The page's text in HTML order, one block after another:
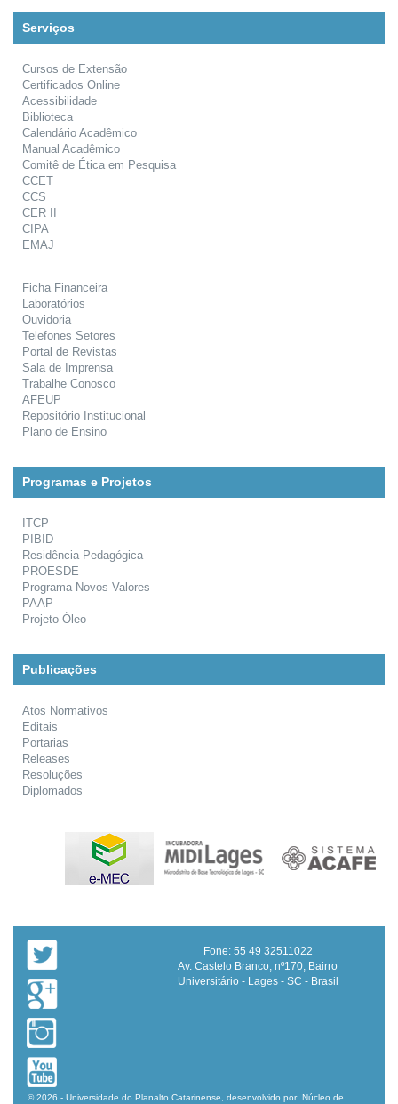
Serviços
Cursos de Extensão
Certificados Online
Acessibilidade
Biblioteca
Calendário Acadêmico
Manual Acadêmico
Comitê de Ética em Pesquisa
CCET
CCS
CER II
CIPA
EMAJ
Ficha Financeira
Laboratórios
Ouvidoria
Telefones Setores
Portal de Revistas
Sala de Imprensa
Trabalhe Conosco
AFEUP
Repositório Institucional
Plano de Ensino
Programas e Projetos
ITCP
PIBID
Residência Pedagógica
PROESDE
Programa Novos Valores
PAAP
Projeto Óleo
Publicações
Atos Normativos
Editais
Portarias
Releases
Resoluções
Diplomados
Fone: 55 49 32511022
Av. Castelo Branco, nº170, Bairro
Universitário - Lages - SC - Brasil
© 2026 - Universidade do Planalto Catarinense, desenvolvido por: Núcleo de